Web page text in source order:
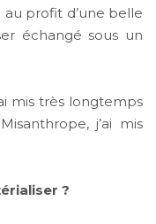
profit d’une belle
échangé sous un
mis très longtemps
j’ai mis
?